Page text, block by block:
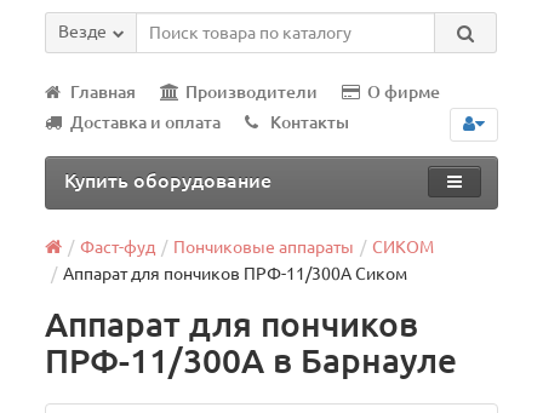
Везде
Главная Производители
О фирме
Доставка и оплата
Контакты
Купить оборудование
Фаст-фуд Пончиковые аппараты
СИКОМ
Аппарат для пончиков ПРФ-11/300А Сиком
Аппарат для пончиков
ПРФ-11/300А в Барнауле